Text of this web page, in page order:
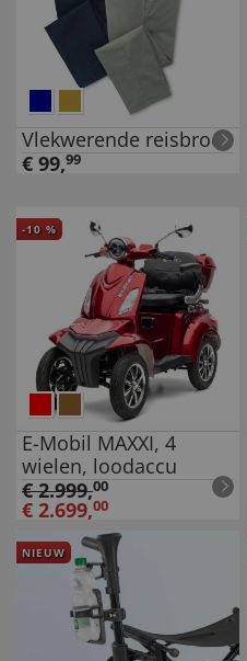
Vlekwerende reisbroek
€ 99,99
-10 %
E-Mobil MAXXI, 4
wielen, loodaccu
€2.999,00
€ 2.699,00
NIEUW